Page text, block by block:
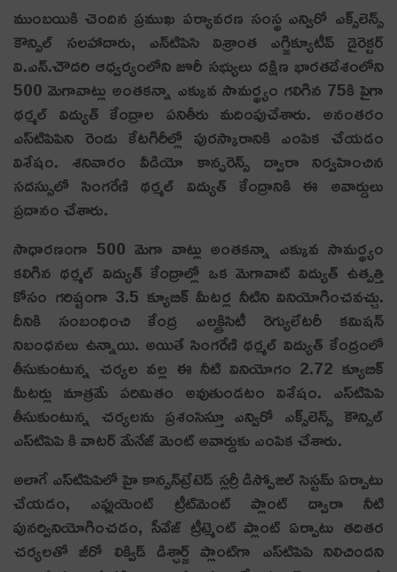
ముంబయికి చెందిన ప్రముఖ పర్యావరణ సంస్థ ఎన్విరో ఎక్స్‌లెన్స్‌
కౌన్సిల్‌ సలహాదారు, ఎన్‌టిపిసి విశ్రాంత ఎగ్జిక్యూటీవ్‌ డైరెక్టర్‌
వి.ఎన్‌.చౌదరి ఆధ్వర్యంలోని జూరీ సభ్యులు దక్షిణ భారతదేశంలోని
500 మెగావాట్లు అంతకన్నా ఎక్కువ సామర్థ్యం గలిగిన 75కి పైగా
థర్మల్‌ విద్యుత్‌ కేంద్రాల పనితీరు మదింపుచేశారు. అనంతరం
ఎస్‌టిపిపిని రెండు కేటగిరీల్లో పురస్కారానికి ఎంపిక చేయడం
విశేషం. శనివారం వీడియో కాన్ఫరెన్స్‌ ద్వారా నిర్వహించిన
సదస్సులో సింగరేణి థర్మల్‌ విద్యుత్‌ కేంద్రానికి ఈ అవార్డులు
ప్రదానం చేశారు.
సాధారణంగా 500 మెగా వాట్లు అంతకన్నా ఎక్కువ సామర్థ్యం
కలిగిన థర్మల్‌ విద్యుత్‌ కేంద్రాల్లో ఒక మెగావాట్‌ విద్యుత్‌ ఉత్పత్తి
కోసం గరిష్టంగా 3.5 క్యూబిక్‌ మీటర్ల నీటిని వినియోగించవచ్చు.
దీనికి సంబంధించి కేంద్ర ఎలక్ట్రిసిటీ రెగ్యులేటరీ కమిషన్‌
నిబంధనలు ఉన్నాయి. అయితే సింగరేణి థర్మల్‌ విద్యుత్‌ కేంద్రంలో
తీసుకుంటున్న చర్యల వల్ల ఈ నీటి వినియోగం 2.72 క్యూబిక్‌
మీటర్లు మాత్రమే ప‌రిమితం అవుతుండ‌టం విశేషం. ఎస్‌టిపిపి
తీసుకుంటున్న చర్యలను ప్రశంసిస్తూ ఎన్విరో ఎక్స్‌లెన్స్‌ కౌన్సిల్
ఎస్‌టిపిపి కి వాటర్‌ మేనేజ్‌ మెంట్‌ అవార్డుకు ఎంపిక చేశారు.
అలాగే ఎస్‌టిపిపిలో హై కాన్సన్‌ట్రేటెడ్‌ స్లర్రీ డిస్పోజల్‌ సిస్టమ్‌ ఏర్పాటు
చేయడం, ఎఫ్లుయెంట్‌ ట్రీట్‌మెంట్‌ ప్లాంట్‌ ద్వారా నీటి
పునర్వినియోగించడం, సీవేజ్‌ ట్రీట్మెంట్‌ ప్లాంట్‌ ఏర్పాటు తదితర
చర్యలతో జీరో లిక్విడ్‌ డిశ్ఛార్జ్‌ ప్లాంట్‌గా ఎస్‌టిపిపి నిలిచిందని